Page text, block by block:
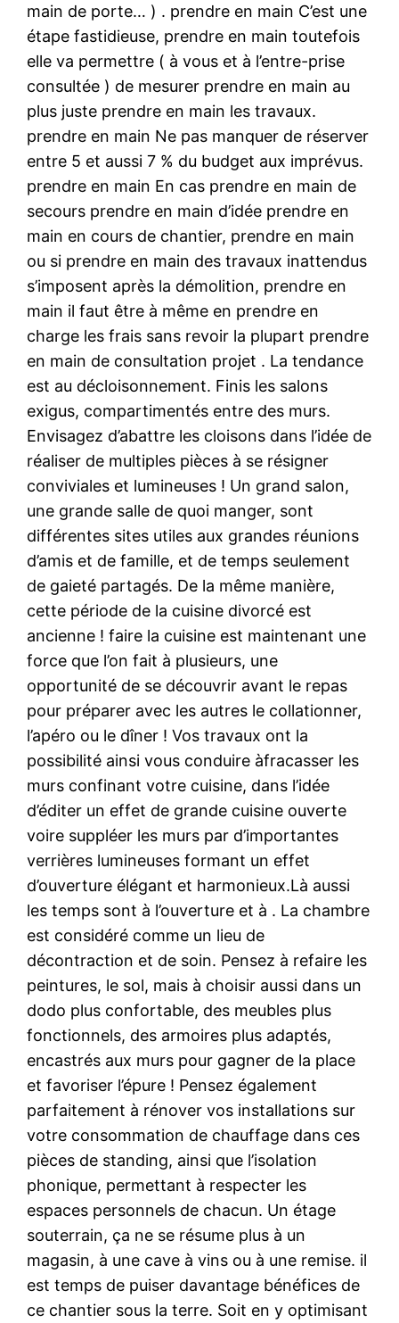
main de porte… ) . prendre en main C’est une
étape fastidieuse, prendre en main toutefois
elle va permettre ( à vous et à l’entre-prise
consultée ) de mesurer prendre en main au
plus juste prendre en main les travaux.
prendre en main Ne pas manquer de réserver
entre 5 et aussi 7 % du budget aux imprévus.
prendre en main En cas prendre en main de
secours prendre en main d’idée prendre en
main en cours de chantier, prendre en main
ou si prendre en main des travaux inattendus
s’imposent après la démolition, prendre en
main il faut être à même en prendre en
charge les frais sans revoir la plupart prendre
en main de consultation projet . La tendance
est au décloisonnement. Finis les salons
exigus, compartimentés entre des murs.
Envisagez d’abattre les cloisons dans l’idée de
réaliser de multiples pièces à se résigner
conviviales et lumineuses ! Un grand salon,
une grande salle de quoi manger, sont
différentes sites utiles aux grandes réunions
d’amis et de famille, et de temps seulement
de gaieté partagés. De la même manière,
cette période de la cuisine divorcé est
ancienne ! faire la cuisine est maintenant une
force que l’on fait à plusieurs, une
opportunité de se découvrir avant le repas
pour préparer avec les autres le collationner,
l’apéro ou le dîner ! Vos travaux ont la
possibilité ainsi vous conduire àfracasser les
murs confinant votre cuisine, dans l’idée
d’éditer un effet de grande cuisine ouverte
voire suppléer les murs par d’importantes
verrières lumineuses formant un effet
d’ouverture élégant et harmonieux.Là aussi
les temps sont à l’ouverture et à . La chambre
est considéré comme un lieu de
décontraction et de soin. Pensez à refaire les
peintures, le sol, mais à choisir aussi dans un
dodo plus confortable, des meubles plus
fonctionnels, des armoires plus adaptés,
encastrés aux murs pour gagner de la place
et favoriser l’épure ! Pensez également
parfaitement à rénover vos installations sur
votre consommation de chauffage dans ces
pièces de standing, ainsi que l’isolation
phonique, permettant à respecter les
espaces personnels de chacun. Un étage
souterrain, ça ne se résume plus à un
magasin, à une cave à vins ou à une remise. il
est temps de puiser davantage bénéfices de
ce chantier sous la terre. Soit en y optimisant